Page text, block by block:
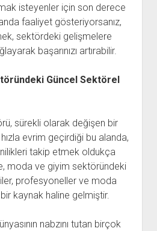
isteyenler için son derece
faaliyet gösteriyorsanız,
sektördeki gelişmelere
başarınızı artırabilir.
Güncel Sektörel
sürekli olarak değişen bir
evrim geçirdiği bu alanda,
takip etmek oldukça
moda ve giyim sektöründeki
profesyoneller ve moda
kaynak haline gelmiştir.
nabzını tutan birçok